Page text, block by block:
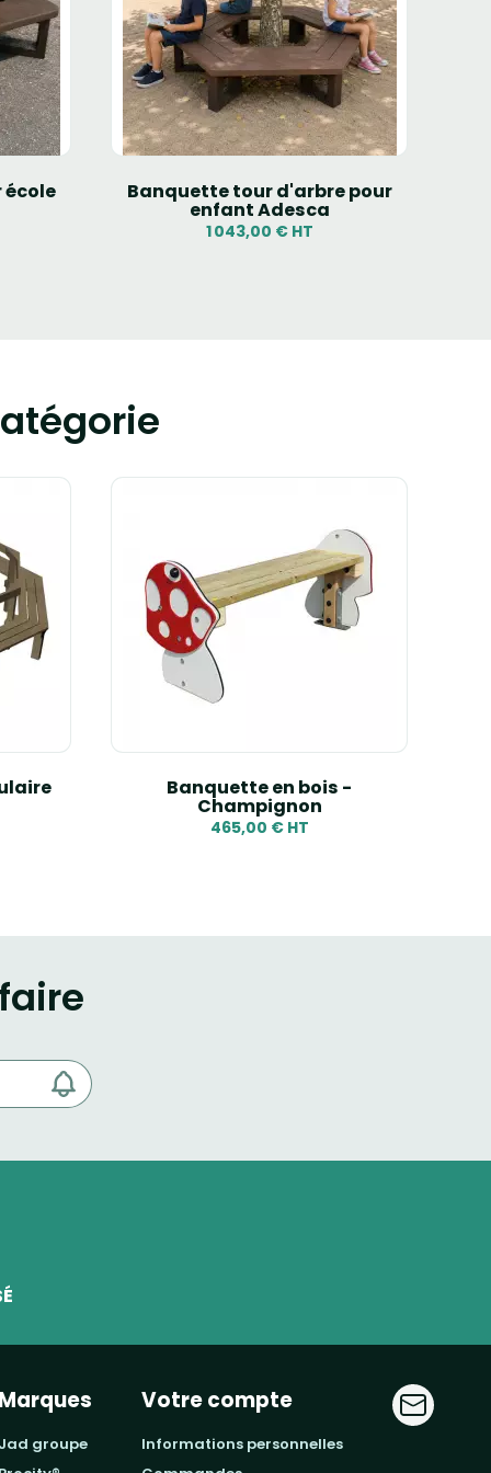
Banquette tour d'arbre pour
enfant Adesca
1 043,00 € HT
Banquette en bois -
Champignon
465,00 € HT
jad groupe
Votre compte
informations personnelles